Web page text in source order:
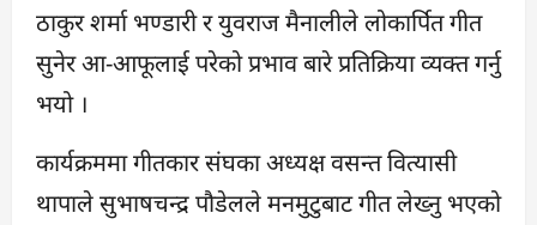
ठाकुर शर्मा भण्डारी र युवराज मैनालीले लोकार्पित गीत
सुनेर आ-आफूलाई परेको प्रभाव बारे प्रतिक्रिया व्यक्त गर्नु
भयो ।
कार्यक्रममा गीतकार संघका अध्यक्ष वसन्त वित्यासी
थापाले सुभाषचन्द्र पौडेलले मनमुटुबाट गीत लेख्नु भएको